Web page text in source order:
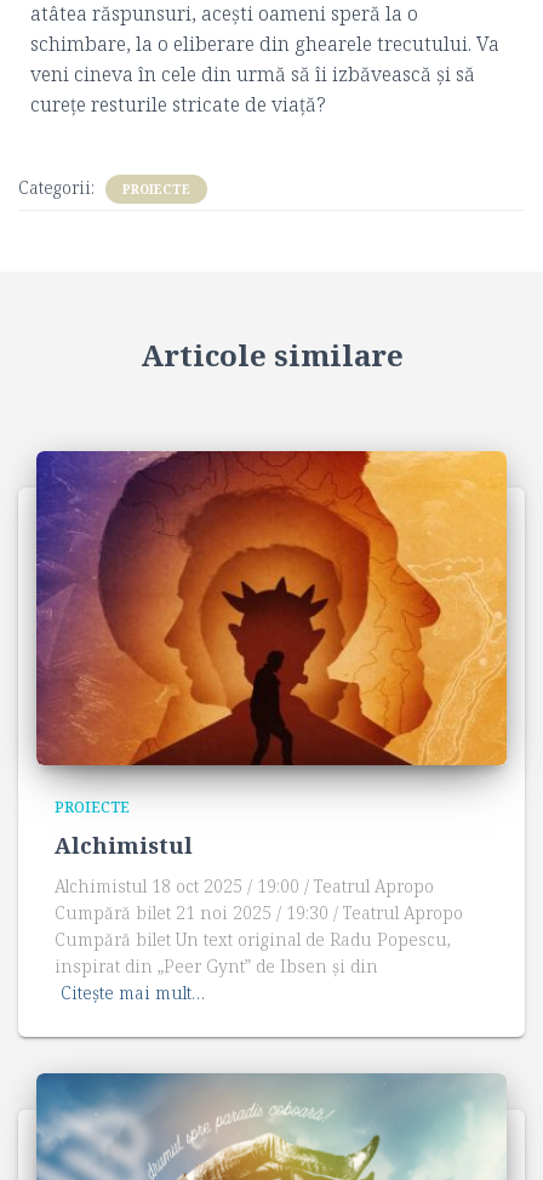
atâtea răspunsuri, acești oameni speră la o
schimbare, la o eliberare din ghearele trecutului. Va
veni cineva în cele din urmă să îi izbăvească și să
curețe resturile stricate de viață?
Categorii: PROIECTE
Articole similare
PROIECTE
Alchimistul
Alchimistul 18 oct 2025 / 19:00 / Teatrul Apropo
Cumpără bilet 21 noi 2025 / 19:30 / Teatrul Apropo
Cumpără bilet Un text original de Radu Popescu,
inspirat din „Peer Gynt” de Ibsen și din
Citește mai mult…